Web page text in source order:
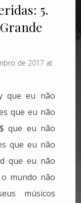
5.
de 2017 at
que eu não
que eu não
que eu não
que eu não
que eu não
mundo não
músicos